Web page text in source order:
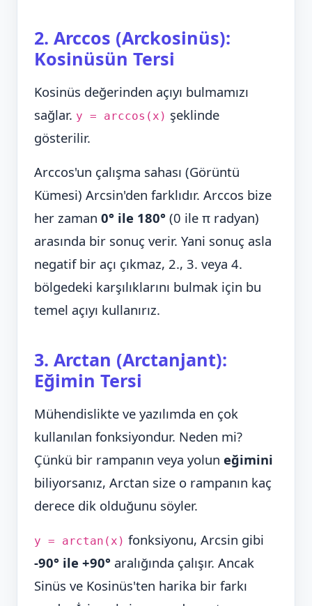
2. Arccos (Arckosinüs):
Kosinüsün Tersi
Kosinüs değerinden açıyı bulmamızı
sağlar. y = arccos(x) şeklinde
gösterilir.
Arccos'un çalışma sahası (Görüntü
Kümesi) Arcsin'den farklıdır. Arccos bize
her zaman 0° ile 180° (0 ile π radyan)
arasında bir sonuç verir. Yani sonuç asla
negatif bir açı çıkmaz, 2., 3. veya 4.
bölgedeki karşılıklarını bulmak için bu
temel açıyı kullanırız.
3. Arctan (Arctanjant):
Eğimin Tersi
Mühendislikte ve yazılımda en çok
kullanılan fonksiyondur. Neden mi?
Çünkü bir rampanın veya yolun eğimini
biliyorsanız, Arctan size o rampanın kaç
derece dik olduğunu söyler.
y = arctan(x) fonksiyonu, Arcsin gibi
-90° ile +90° aralığında çalışır. Ancak
Sinüs ve Kosinüs'ten harika bir farkı